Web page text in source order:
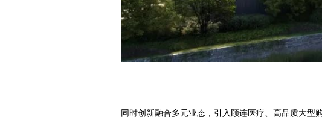
同时创新融合多元业态，引入顾连医疗、高品质大型